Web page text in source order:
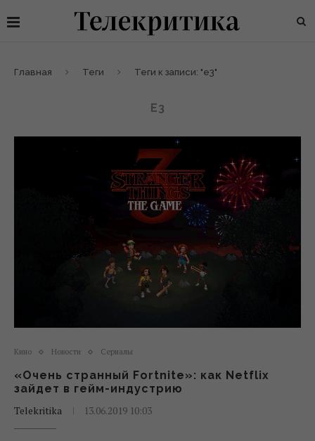
Главная Теги Теги к записи: "e3"
E3
Кино Новости Сериалы
«Очень странный Fortnite»: как Netflix
зайдет в гейм-индустрию
Telekritika
13.06.2019 10:03